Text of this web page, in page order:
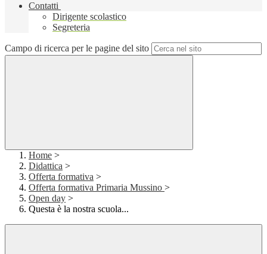
Contatti
Dirigente scolastico
Segreteria
Campo di ricerca per le pagine del sito
Home >
Didattica >
Offerta formativa >
Offerta formativa Primaria Mussino >
Open day >
Questa è la nostra scuola...